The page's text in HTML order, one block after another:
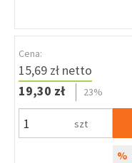
Cena:
15,69 zł netto
19,30 zł
23%
szt
%